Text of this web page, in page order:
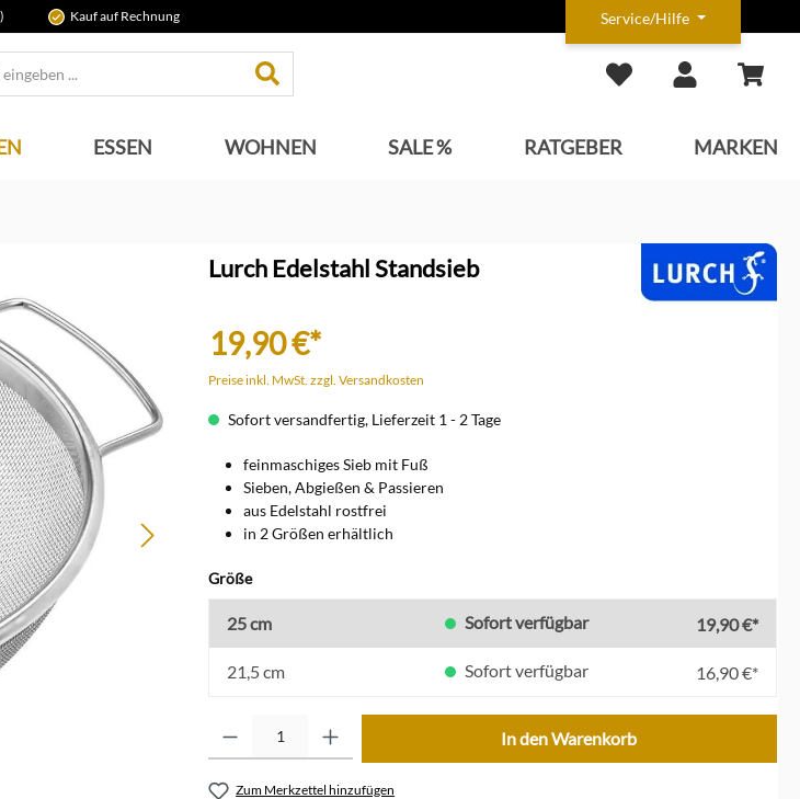
Kauf auf Rechnung Service/Hilfe
ESSEN WOHNEN SALE % RATGEBER MARKEN
Lurch Edelstahl Standsieb
19,90 €*
Preise inkl. MwSt. zzgl. Versandkosten
Sofort versandfertig, Lieferzeit 1 - 2 Tage
feinmaschiges Sieb mit Fuß
Sieben, Abgießen & Passieren
aus Edelstahl rostfrei
in 2 Größen erhältlich
Größeauswählen
25 cm Sofort verfügbar 19,90 €*
21,5 cm Sofort verfügbar 16,90 €*
In den Warenkorb
Zum Merkzettel hinzufügen